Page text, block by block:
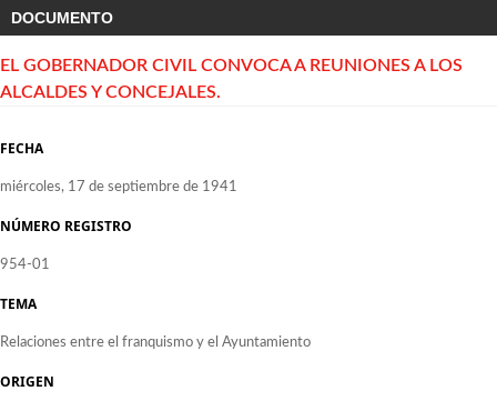
DOCUMENTO
EL GOBERNADOR CIVIL CONVOCA A REUNIONES A LOS
ALCALDES Y CONCEJALES.
FECHA
miércoles, 17 de septiembre de 1941
NÚMERO REGISTRO
954-01
TEMA
Relaciones entre el franquismo y el Ayuntamiento
ORIGEN